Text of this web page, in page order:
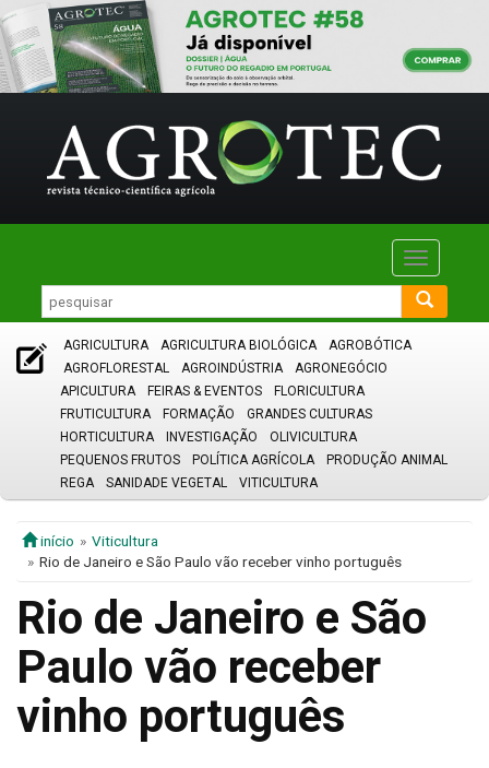
Toggle
AGRICULTURA AGRICULTURA BIOLÓGICA
AGROBÓTICA
AGROFLORESTAL
AGROINDÚSTRIA
AGRONEGÓCIO
APICULTURA
FEIRAS & EVENTOS
FLORICULTURA
FRUTICULTURA
FORMAÇÃO
GRANDES CULTURAS
HORTICULTURA
INVESTIGAÇÃO
OLIVICULTURA
PEQUENOS FRUTOS
POLÍTICA AGRÍCOLA
PRODUÇÃO ANIMAL
REGA
SANIDADE VEGETAL VITICULTURA
início
Viticultura
Rio de Janeiro e São Paulo vão receber vinho português
Rio de Janeiro e São
Paulo vão receber
vinho português